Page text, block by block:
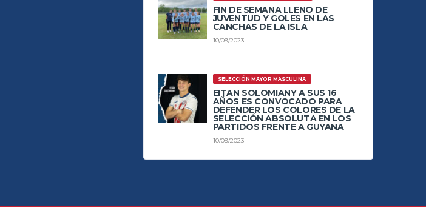
FIN DE SEMANA LLENO DE
JUVENTUD Y GOLES EN LAS
CANCHAS DE LA ISLA
10/09/2023
SELECCIÓN MAYOR MASCULINA
EITAN SOLOMIANY A SUS 16
AÑOS ES CONVOCADO PARA
DEFENDER LOS COLORES DE LA
SELECCIÓN ABSOLUTA EN LOS
PARTIDOS FRENTE A GUYANA
10/09/2023